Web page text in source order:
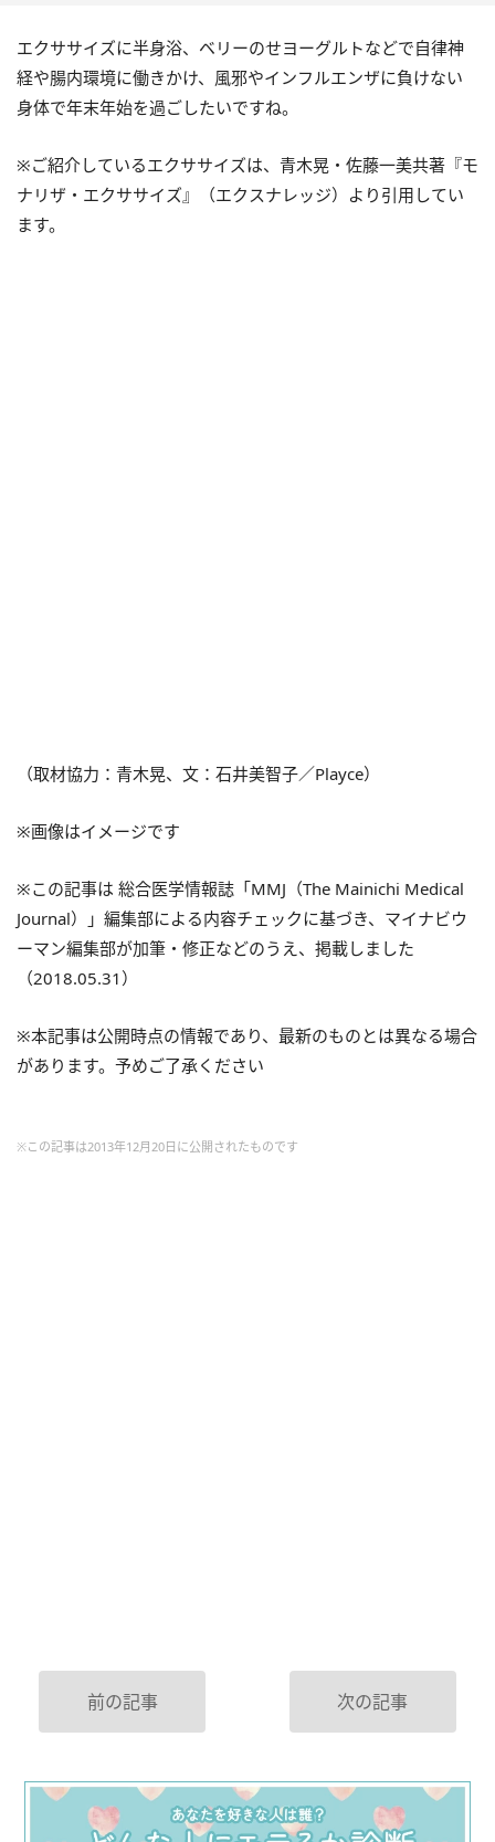
エクササイズに半身浴、ベリーのせヨーグルトなどで自律神
経や腸内環境に働きかけ、風邪やインフルエンザに負けない
身体で年末年始を過ごしたいですね。
※ご紹介しているエクササイズは、青木晃・佐藤一美共著『モ
ナリザ・エクササイズ』（エクスナレッジ）より引用してい
ます。
（取材協力：青木晃、文：石井美智子／Playce）
※画像はイメージです
※この記事は 総合医学情報誌「MMJ（The Mainichi Medical
Journal）」編集部による内容チェックに基づき、マイナビウ
ーマン編集部が加筆・修正などのうえ、掲載しました
（2018.05.31）
※本記事は公開時点の情報であり、最新のものとは異なる場合
があります。予めご了承ください
※この記事は2013年12月20日に公開されたものです
前の記事 次の記事